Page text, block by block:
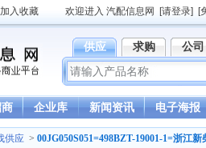
加入收藏 欢迎进入 汽配信息网 [请登录] [
供应 求购 公司
企业库 新闻资讯 电子海报
供应 > 00JG050S051=498BZT-19001-1=浙江